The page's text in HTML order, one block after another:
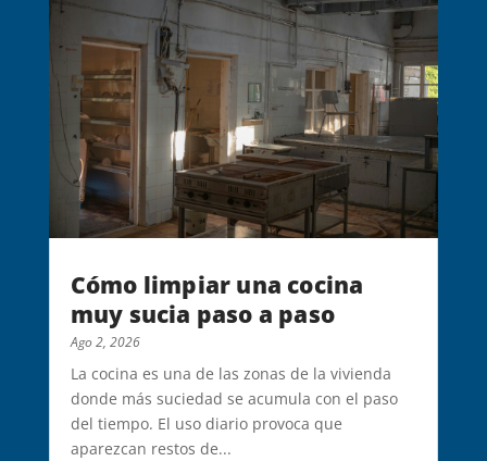
Cómo limpiar una cocina
muy sucia paso a paso
Ago 2, 2026
La cocina es una de las zonas de la vivienda
donde más suciedad se acumula con el paso
del tiempo. El uso diario provoca que
aparezcan restos de...